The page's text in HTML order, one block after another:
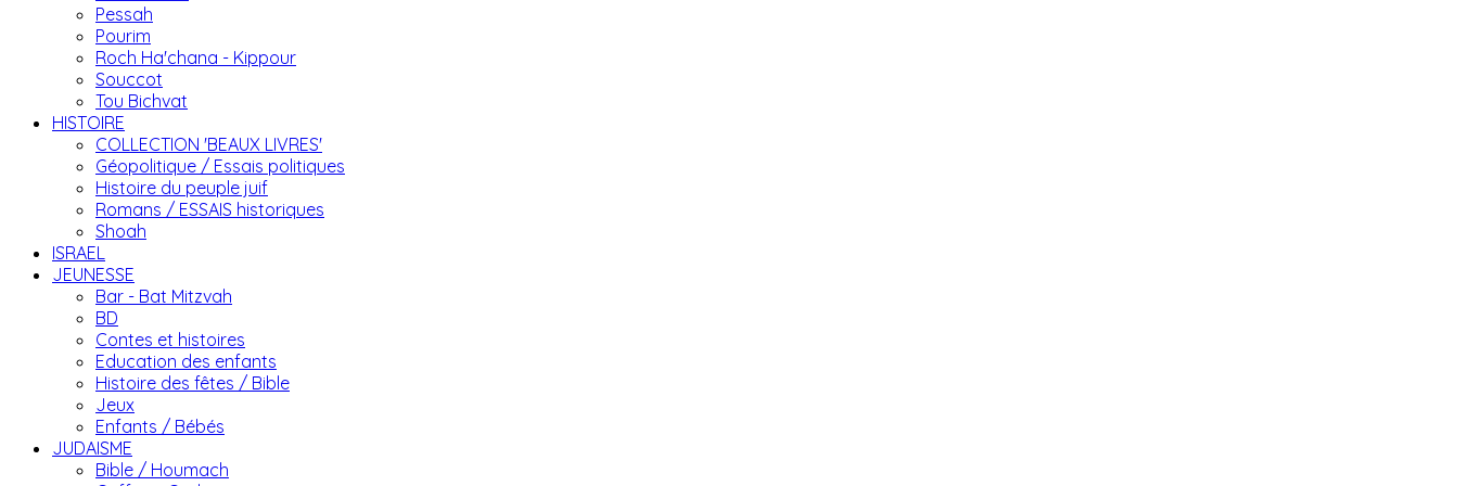
Pessah
Pourim
Roch Ha'chana - Kippour
Souccot
Tou Bichvat
HISTOIRE
COLLECTION 'BEAUX LIVRES'
Géopolitique / Essais politiques
Histoire du peuple juif
Romans / ESSAIS historiques
Shoah
ISRAEL
JEUNESSE
Bar - Bat Mitzvah
BD
Contes et histoires
Education des enfants
Histoire des fêtes / Bible
Jeux
Enfants / Bébés
JUDAISME
Bible / Houmach